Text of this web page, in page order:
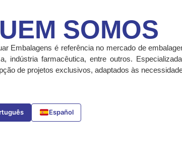
SOMOS
Embalagens é referência no mercado de
indústria farmacêutica, entre outros.
de projetos exclusivos, adaptados às
Español